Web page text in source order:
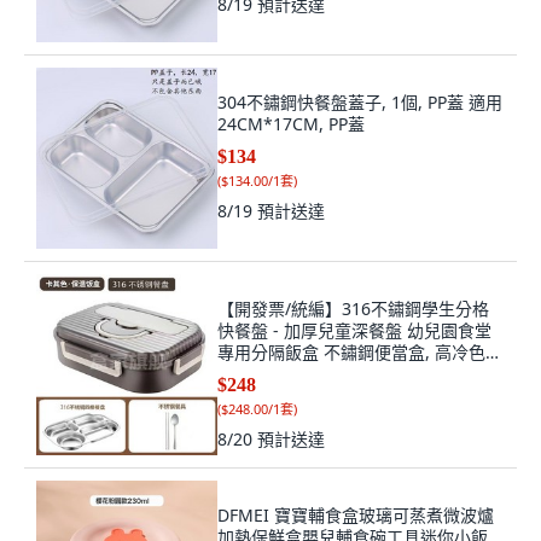
304不鏽鋼快餐盤蓋子, 1個, PP蓋 適用
24CM*17CM, PP蓋
$134
($134.00/1套)
8/19 預計送達
【開發票/統編】316不鏽鋼學生分格
快餐盤 - 加厚兒童深餐盤 幼兒園食堂
專用分隔飯盒 不鏽鋼便當盒, 高冷色的
【卡其灰】波浪紋蓋,防漏歐式4格+餐
具, 1個
$248
($248.00/1套)
8/20 預計送達
DFMEI 寶寶輔食盒玻璃可蒸煮微波爐